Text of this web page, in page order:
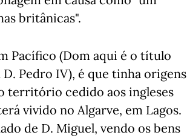
britânicas".
Pacífico (Dom aqui é o título
Pedro IV), é que tinha origens
território cedido aos ingleses
vivido no Algarve, em Lagos.
de D. Miguel, vendo os bens